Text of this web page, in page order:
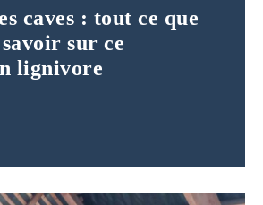
caves : tout ce que
sur ce
lignivore